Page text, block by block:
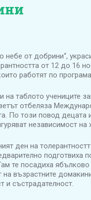
небе от добрини“,
от 12 до 16
работят по
на таблото учениците
отбеляза
По този повод
независимост на
ден на
подготвиха
те посадиха
възрастните
и състрадателност.